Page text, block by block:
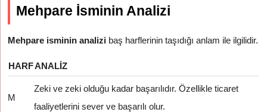
Mehpare İsminin Analizi
Mehpare isminin analizi baş harflerinin taşıdığı anlam ile ilgilidir.
HARFANALIZ
M
Zeki ve zeki olduğu kadar başarılıdır. Özellikle ticaret
faaliyetlerini sever ve başarılı olur.